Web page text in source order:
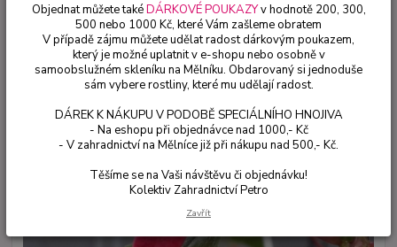
Objednat můžete takéDÁRKOVÉ POUKAZYv hodnotě 200, 300,
500 nebo 1000 Kč, které Vám zašleme obratem
V případě zájmu můžete udělat radost dárkovým poukazem,
který je možné uplatnit v e-shopu nebo osobně v
samoobslužném skleníku na Mělníku. Obdarovaný si jednoduše
sám vybere rostliny, které mu udělají radost.
DÁREK K NÁKUPU V PODOBĚ SPECIÁLNÍHO HNOJIVA
- Na eshopu při objednávce nad 1000,- Kč
- V zahradnictví na Mělníce již při nákupu nad 500,- Kč.
Těšíme se na Vaši návštěvu či objednávku!
Kolektiv Zahradnictví Petro
Zavřít